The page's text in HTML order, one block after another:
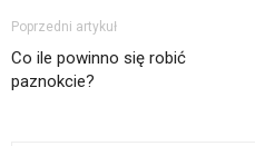
Poprzedni artykuł
Co ile powinno się robić
paznokcie?